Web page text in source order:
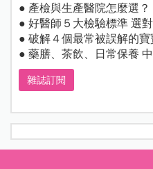
● 產檢與生產醫院怎麼選？
● 好醫師５大檢驗標準 選
● 破解４個最常被誤解的寶
● 藥膳、茶飲、日常保養
雜誌訂閱